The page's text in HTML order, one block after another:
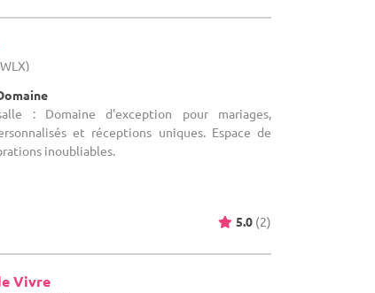
: Domaine d'exception pour mariages,
et réceptions uniques. Espace de
inoubliables.
5.0 (2)
Vivre